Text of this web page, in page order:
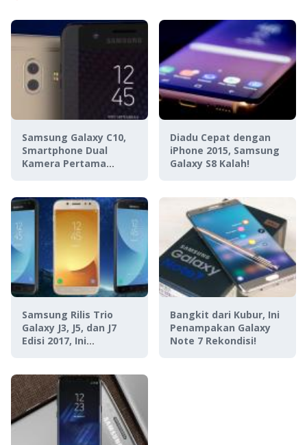
Samsung Galaxy C10,
Smartphone Dual
Kamera Pertama
Diadu Cepat dengan
iPhone 2015, Samsung
Galaxy S8 Kalah!
Samsung Rilis Trio
Galaxy J3, J5, dan J7
Edisi 2017, Ini
Bangkit dari Kubur, Ini
Penampakan Galaxy
Note 7 Rekondisi!